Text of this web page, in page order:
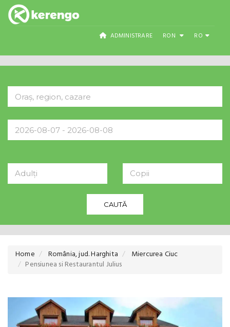
ADMINISTRARE RON RO
Adulți Copii
CAUTĂ
Home România, jud. Harghita
Miercurea Ciuc
Pensiunea si Restaurantul Julius